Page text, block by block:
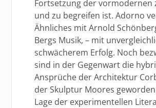
Fortsetzung der vormodernen
und zu begreifen ist. Adorno
Ähnliches mit Arnold
Bergs Musik, – mit
schwächerem Erfolg. Noch
sind in der Gegenwart die
Ansprüche der Architektur
der Skulptur Moores
Lage der experimentellen